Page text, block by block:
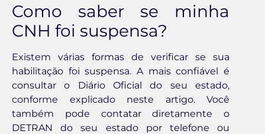
Como saber se minha
CNH foi suspensa?
Existem várias formas de verificar se sua
habilitação foi suspensa. A mais confiável é
consultar o Diário Oficial do seu estado,
conforme explicado neste artigo. Você
também pode contatar diretamente o
DETRAN do seu estado por telefone ou